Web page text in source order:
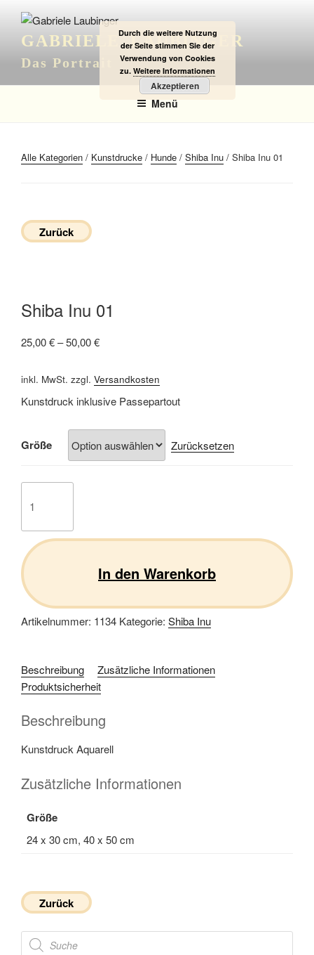
Inhalt
springenGABRIELE LAUBINGER
Das Portrait
Menü
Alle Kategorien / Kunstdrucke / Hunde / Shiba Inu / Shiba Inu 01
Zurück
Shiba Inu 01
25,00€–50,00€
inkl. MwSt. zzgl. Versandkosten
Kunstdruck inklusive Passepartout
Größe Zurücksetzen
Inu
Menge
In den Warenkorb
Artikelnummer: 1134 Kategorie: Shiba Inu
Beschreibung
Zusätzliche Informationen
Produktsicherheit
Beschreibung
Kunstdruck Aquarell
Zusätzliche Informationen
Größe
24 x 30 cm, 40 x 50 cm
Zurück
Products
search
Durch die weitere Nutzung
der Seite stimmen Sie der
Verwendung von Cookies
zu. Weitere Informationen
Akzeptieren